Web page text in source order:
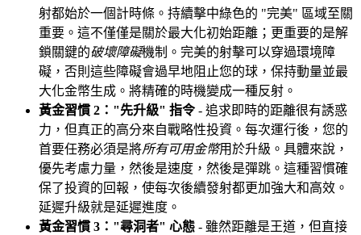
射都始於一個計時條。持續擊中綠色的 "完美" 區域至關
重要。這不僅僅是關於最大化初始距離；更重要的是解
鎖關鍵的破壞障礙機制。完美的射擊可以穿過環境障
礙，否則這些障礙會過早地阻止您的球，保持動量並最
大化金幣生成。將精確的時機變成一種反射。
黃金習慣 2："先升級" 指令 - 追求即時的距離很有誘惑
力，但真正的高分來自戰略性投資。每次運行後，您的
首要任務必須是將所有可用金幣用於升級。具體來說，
優先考慮力量，然後是速度，然後是彈跳。這種習慣確
保了投資的回報，使每次後續發射都更加強大和高效。
延遲升級就是延遲進度。
黃金習慣 3："尋洞者" 心態 - 雖然距離是王道，但直接